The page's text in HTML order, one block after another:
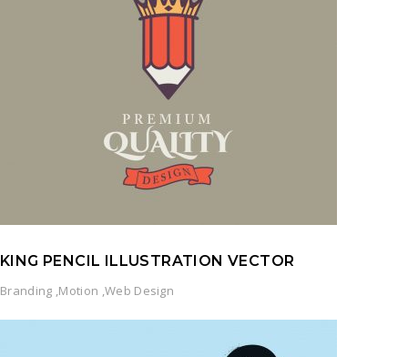
KING PENCIL ILLUSTRATION VECTOR
Branding ,Motion ,Web Design